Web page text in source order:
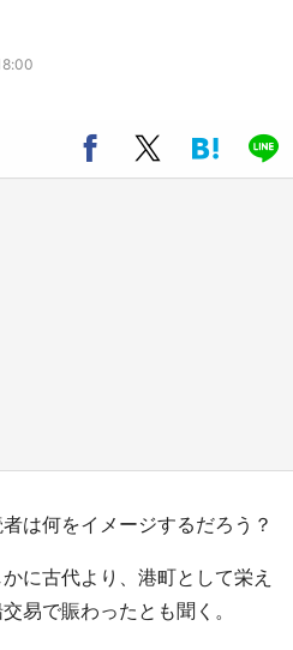
ズ展望台でコラボ、本邦初公開
山飛雄が笹かまを食べる！ アニ
！！』×老舗「鐘崎」コラボで
は何をイメージするだろう？
に古代より、港町として栄え
易で賑わったとも聞く。